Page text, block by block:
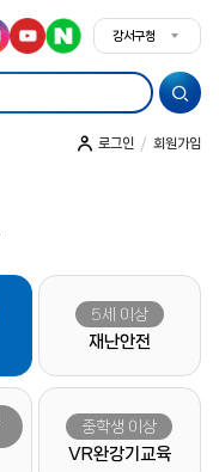
강서구청
강서구청
로그인 / 회원가입
5세 이상
재난안전
중학생 이상
VR완강기교육